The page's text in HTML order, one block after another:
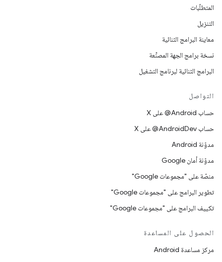
المتطلّبات
التنزيل
معاينة البرامج الثنائية
نسخة برامج الجهة المصنِّعة
البرامج الثنائية لبرنامج التشغيل
التواصل
حساب ‎@Android على X
حساب ‎@AndroidDev على X
مدوّنة Android
مدوّنة أمان Google
منصّة على "مجموعات Google"
تطوير البرامج على "مجموعات Google"
تكييف البرامج على "مجموعات Google"
الحصول على المساعدة
مركز مساعدة Android